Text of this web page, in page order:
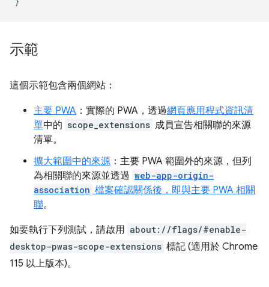
示範
這個示範包含兩個網站：
主要 PWA ：實際的 PWA，透過網頁應用程式資訊清
單中的 scope_extensions 成員宣告相關聯的來源
清單。
擴大範圍中的來源 ：主要 PWA 範圍外的來源，但列
為相關聯的來源並透過 web-app-origin-
association 檔案確認關係後，即與主要 PWA 相關
聯。
如要執行下列測試，請啟用 about://flags/#enable-
desktop-pwas-scope-extensions 標記 (適用於 Chrome
115 以上版本)。